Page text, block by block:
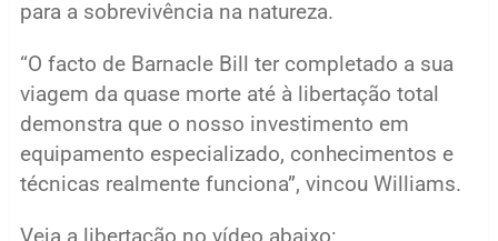
para a sobrevivência na natureza.
“O facto de Barnacle Bill ter completado a sua
viagem da quase morte até à libertação total
demonstra que o nosso investimento em
equipamento especializado, conhecimentos e
técnicas realmente funciona”, vincou Williams.